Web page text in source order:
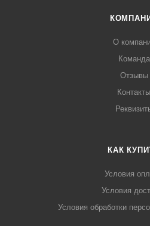
О
Команда
Отзывы
Контакты
КАК
Условия
Условия
Условия обработки